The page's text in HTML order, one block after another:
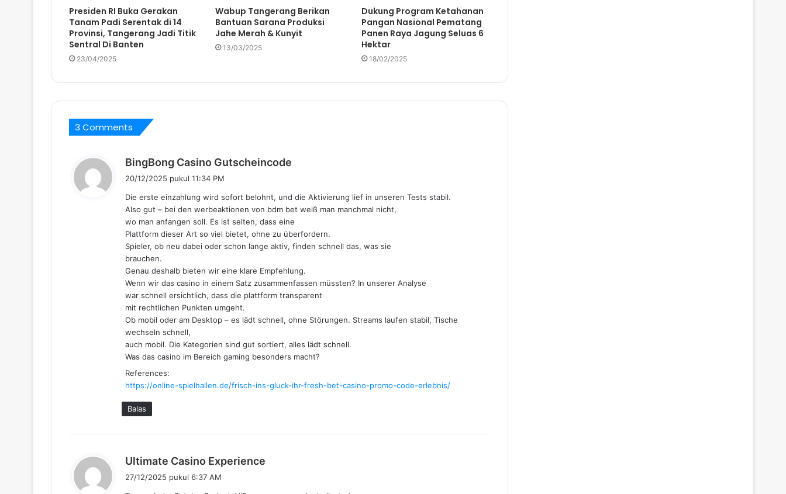
Presiden RI Buka Gerakan
Tanam Padi Serentak di 14
Provinsi, Tangerang Jadi Titik
Sentral Di Banten
23/04/2025
Wabup Tangerang Berikan
Bantuan Sarana Produksi
Jahe Merah & Kunyit
13/03/2025
Dukung Program Ketahanan
Pangan Nasional Pematang
Panen Raya Jagung Seluas 6
Hektar
18/02/2025
3 Comments
BingBong Casino Gutscheincode
k
a
t
20/12/2025 pukul 11:34 PM
Die erste einzahlung wird sofort belohnt, und die Aktivierung lief in unseren Tests stabil.
Also gut – bei den werbeaktionen von bdm bet weiß man manchmal nicht,
wo man anfangen soll. Es ist selten, dass eine
Plattform dieser Art so viel bietet, ohne zu überfordern.
Spieler, ob neu dabei oder schon lange aktiv, finden schnell das, was sie
brauchen.
Genau deshalb bieten wir eine klare Empfehlung.
Wenn wir das casino in einem Satz zusammenfassen müssten? In unserer Analyse
war schnell ersichtlich, dass die plattform transparent
mit rechtlichen Punkten umgeht.
Ob mobil oder am Desktop – es lädt schnell, ohne Störungen. Streams laufen stabil, Tische
wechseln schnell,
auch mobil. Die Kategorien sind gut sortiert, alles lädt schnell.
Was das casino im Bereich gaming besonders macht?
References:
https://online-spielhallen.de/frisch-ins-gluck-ihr-fresh-bet-casino-promo-code-erlebnis/
Balas
Ultimate Casino Experience
27/12/2025 pukul 6:37 AM